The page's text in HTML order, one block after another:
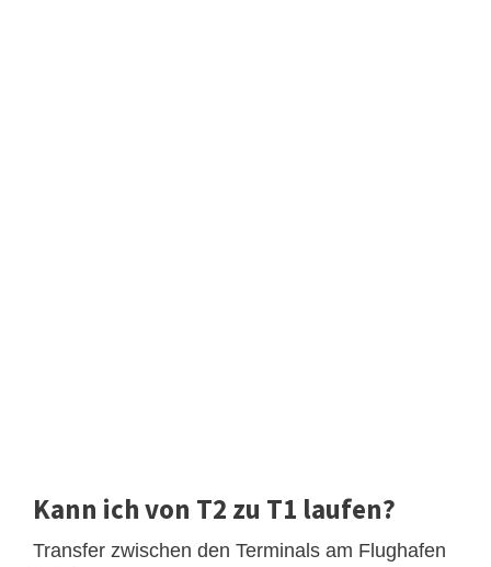
Kann ich von T2 zu T1 laufen?
Transfer zwischen den Terminals am Flughafen